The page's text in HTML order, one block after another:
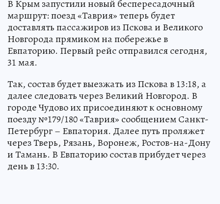
В Крым запустили новый беспересадочный
маршрут: поезд «Таврия» теперь будет
доставлять пассажиров из Пскова и Великого
Новгорода прямиком на побережье в
Евпаторию. Первый рейс отправился сегодня,
31 мая.
Так, состав будет выезжать из Пскова в 13:18, а
далее следовать через Великий Новгород. В
городе Чудово их присоединяют к основному
поезду №179/180 «Таврия» сообщением Санкт-
Петербург – Евпатория. Далее путь проляжет
через Тверь, Рязань, Воронеж, Ростов-на-Дону
и Тамань. В Евпаторию состав прибудет через
день в 13:30.